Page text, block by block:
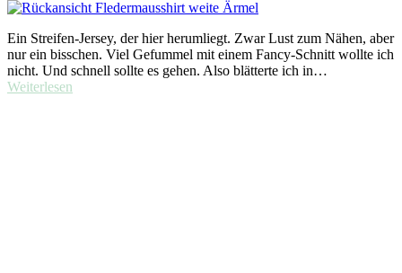
Ein Streifen-Jersey, der hier herumliegt. Zwar Lust zum Nähen, aber
nur ein bisschen. Viel Gefummel mit einem Fancy-Schnitt wollte ich
nicht. Und schnell sollte es gehen. Also blätterte ich in…
Weiterlesen